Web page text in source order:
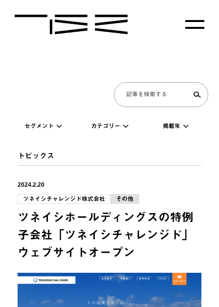
トピックス
2024.2.20
ツネイシチャレンジド株式会社 その他
ツネイシホールディングスの特例
子会社「ツネイシチャレンジド」
ウェブサイトオープン
セグメント カテゴリー 掲載年